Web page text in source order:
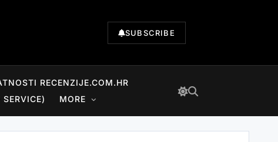
SUBSCRIBE
RECENZIJE.COM.HR
MORE